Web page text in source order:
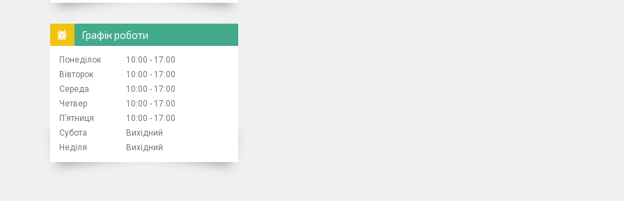
Графік роботи
Понеділок 10:00
17:00
Вівторок
10:00
17:00
Середа
10:00
17:00
Четвер
10:00
17:00
Пʼятниця
10:00
17:00
Субота
Вихідний
Неділя
Вихідний